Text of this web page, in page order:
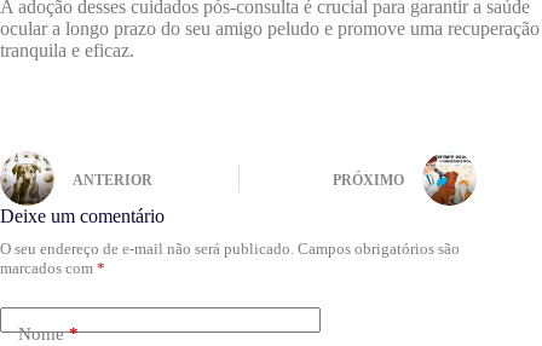
A adoção desses cuidados pós-consulta é crucial para garantir a saúde
ocular a longo prazo do seu amigo peludo e promove uma recuperação
tranquila e eficaz.
ANTERIOR PRÓXIMO
Deixe um comentário
O seu endereço de e-mail não será publicado. Campos obrigatórios são
marcados com *
Nome*